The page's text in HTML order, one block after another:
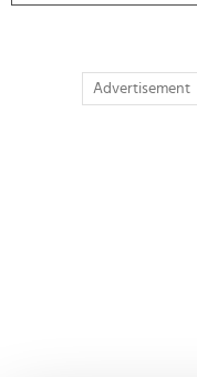
Advertisement